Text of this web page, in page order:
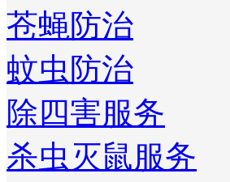
苍蝇防治
蚊虫防治
除四害服务
杀虫灭鼠服务